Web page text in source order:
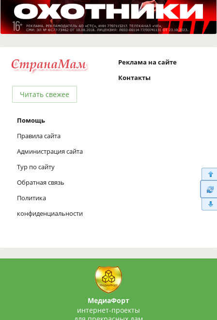
Читать свежее
Реклама на сайте
Контакты
Помощь
Правила сайта
Администрация сайта
Тур по сайту
Обратная связь
Политика
конфиденциальности
МедиаФорт
интернет-проекты